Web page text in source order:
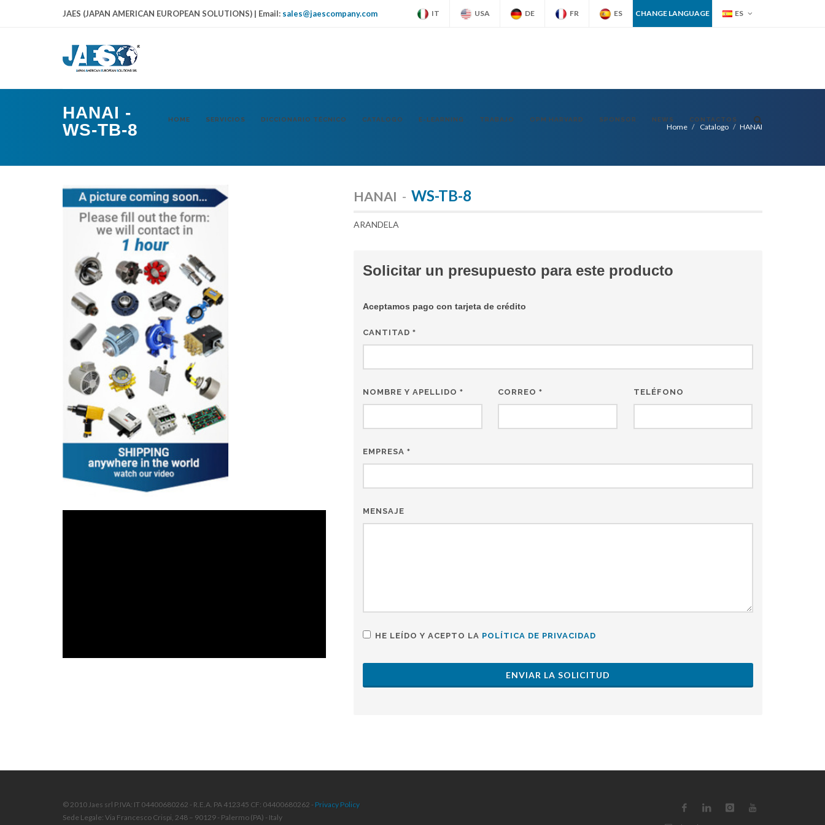
JAES (JAPAN AMERICAN EUROPEAN SOLUTIONS) | Email: sales@jaescompany.com IT USA DE FR ES CHANGE LANGUAGE ES
HOME SERVICIOS DICCIONARIO TÉCNICO CATALOGO E-LEARNING TRABAJO OPM HARVARD SPONSOR NEWS CONTACTOS
HANAI -
WS-TB-8
Home Catalogo HANAI
HANAI -WS-TB-8
ARANDELA
Solicitar un presupuesto para este producto
Aceptamos pago con tarjeta de crédito
CANTITAD*
NOMBRE Y APELLIDO* CORREO* TELÉFONO
EMPRESA*
MENSAJE
HE LEÍDO Y ACEPTO LA POLÍTICA DE PRIVACIDAD
ENVIAR LA SOLICITUD
© 2010 Jaes srl P.IVA: IT 04400680262 - R.E.A. PA 412345 CF: 04400680262 - Privacy Policy
Sede Legale: Via Francesco Crispi, 248 – 90129 - Palermo (PA) - Italy